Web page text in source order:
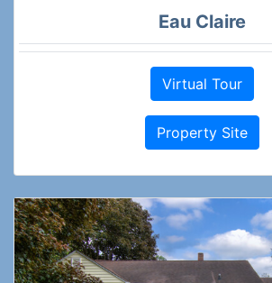
Eau Claire
Virtual Tour
Property Site